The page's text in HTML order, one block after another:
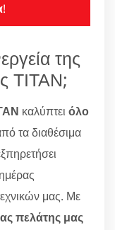
!
της
ΤΙΤΑΝ;
καλύπτει όλο
τα διαθέσιμα
μας. Με
πελάτης μας